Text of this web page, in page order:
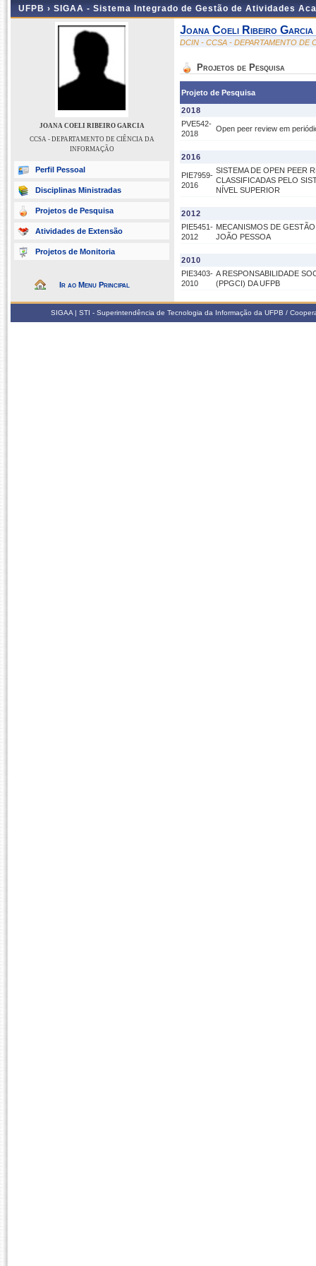
UFPB › SIGAA - Sistema Integrado de Gestão de Atividades
JOANA COELI RIBEIRO GARCIA
CCSA - DEPARTAMENTO DE CIÊNCIA DA
INFORMAÇÃO
Perfil Pessoal
Disciplinas Ministradas
Projetos de Pesquisa
Atividades de Extensão
Projetos de Monitoria
Ir ao Menu Principal
Joana Coeli Ribeiro Garcia
DCIN - CCSA - DEPARTAMENTO DE
Projetos de Pesquisa
Projeto de Pesquisa
2018
PVE542-
2018
Open peer review em
2016
PIE7959-
2016
SISTEMA DE OPEN PEER
CLASSIFICADAS PELO
NÍVEL SUPERIOR
2012
PIE5451-
2012
MECANISMOS DE
JOÃO PESSOA
2010
PIE3403-
2010
A RESPONSABILIDADE
(PPGCI) DA UFPB
SIGAA | STI - Superintendência de Tecnologia da Informação da UFPB /